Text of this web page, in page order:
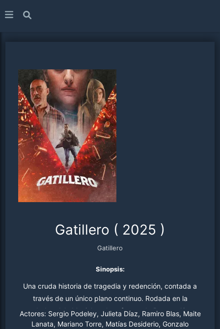
Gatillero ( 2025 )
Gatillero
Sinopsis:
Una cruda historia de tragedia y redención, contada a
través de un único plano continuo. Rodada en la
verdadera Isla Maciel, en las afueras de Buenos Aires,
Argentina.
Actores: Sergio Podeley, Julieta Díaz, Ramiro Blas, Maite
Lanata, Mariano Torre, Matías Desiderio, Gonzalo